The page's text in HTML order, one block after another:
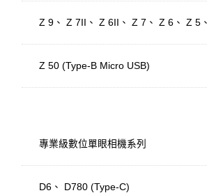
Z 9、 Z 7II、 Z 6II、 Z 7、 Z 6、 Z 5
Z 50 (Type-B Micro USB)
專業級數位單眼相機系列
D6、 D780 (Type-C)